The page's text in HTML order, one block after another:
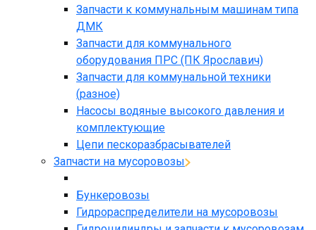
Запчасти к коммунальным машинам типа
ДМК
Запчасти для коммунального
оборудования ПРС (ПК Ярославич)
Запчасти для коммунальной техники
(разное)
Насосы водяные высокого давления и
комплектующие
Цепи пескоразбрасывателей
Запчасти на мусоровозы
Бункеровозы
Гидрораспределители на мусоровозы